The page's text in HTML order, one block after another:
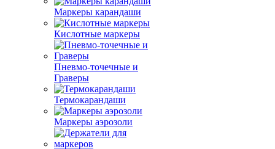
Маркеры карандаши
Кислотные маркеры
Пневмо-точечные и
Граверы
Термокарандаши
Маркеры аэрозоли